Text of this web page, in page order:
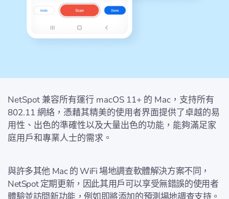
NetSpot 兼容所有運行 macOS 11+ 的 Mac，支持所有
802.11 網絡，憑藉其精美的使用者界面提供了卓越的易
用性、出色的準確性以及大量出色的功能，能夠滿足家
庭用戶和專業人士的需求。
與許多其他 Mac 的 WiFi 場地調查軟體解決方案不同，
NetSpot 定期更新，因此其用戶可以享受無錯誤的使用者